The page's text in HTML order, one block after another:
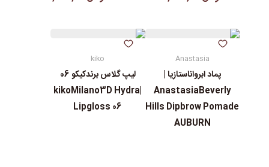
Anastasia
پماد ابرواناستازیا |
AnastasiaBeverly
Hills Dipbrow Pomade
AUBURN
kiko
لیپ گلاس‌ برندکیکو 06
|kikoMilano3D Hydra
Lipgloss 06